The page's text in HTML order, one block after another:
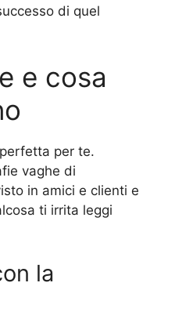
di quel
e cosa
per te.
vaghe di
in amici e clienti e
ti irrita leggi
la